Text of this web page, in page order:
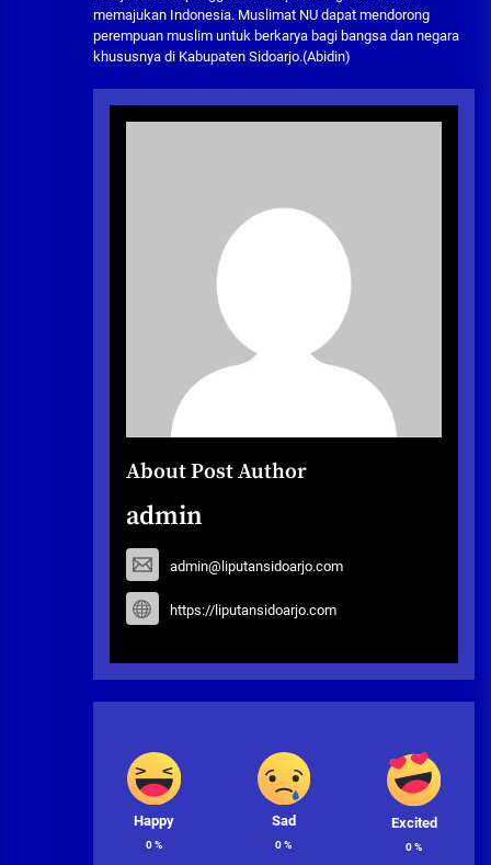
memajukan Indonesia. Muslimat NU dapat mendorong
perempuan muslim untuk berkarya bagi bangsa dan negara
khususnya di Kabupaten Sidoarjo.(Abidin)
About Post Author
admin
admin@liputansidoarjo.com
https://liputansidoarjo.com
Happy
0%
Sad
0%
Excited
0%